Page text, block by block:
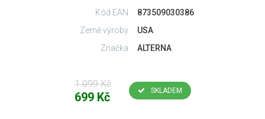
Kód EAN
873509030386
Země výroby
USA
Značka
ALTERNA
1 099 Kč
699 Kč SKLADEM